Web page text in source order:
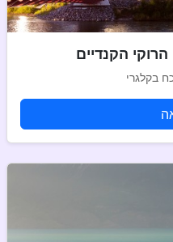
הקנדיים
בקלגרי